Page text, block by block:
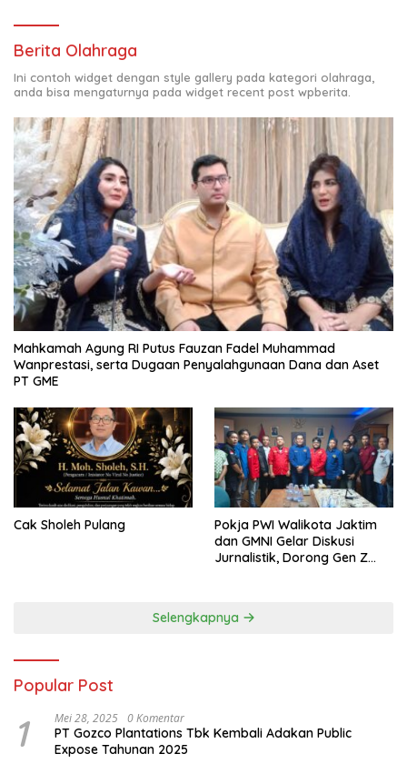
Berita Olahraga
Ini contoh widget dengan style gallery pada kategori olahraga,
anda bisa mengaturnya pada widget recent post wpberita.
Mahkamah Agung RI Putus Fauzan Fadel Muhammad
Wanprestasi, serta Dugaan Penyalahgunaan Dana dan Aset
PT GME
Cak Sholeh Pulang
Pokja PWI Walikota Jaktim
dan GMNI Gelar Diskusi
Jurnalistik, Dorong Gen Z
Selengkapnya
Popular Post
1 Mei 28, 2025 0 Komentar
PT Gozco Plantations Tbk Kembali Adakan Public
Expose Tahunan 2025